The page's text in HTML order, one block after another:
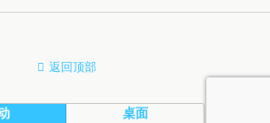
返回顶部
桌面